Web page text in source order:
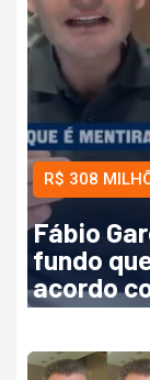
R$ 308
Fábio
fundo
acordo